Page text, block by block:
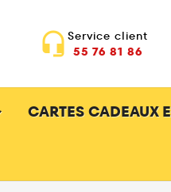
headset_mic Service client
55 76 81 86
CARTES CADEAUX